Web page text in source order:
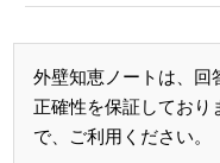
外壁知恵ノートは、回
正確性を保証しており
で、ご利用ください。